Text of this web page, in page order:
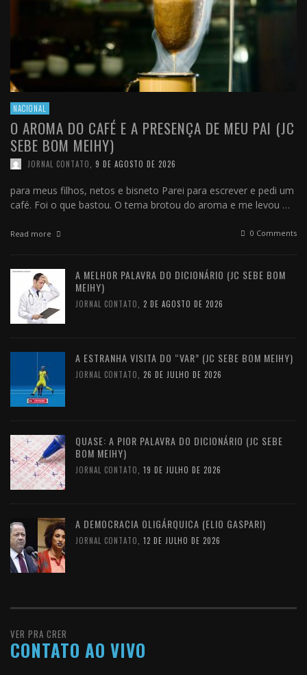
NACIONAL
O AROMA DO CAFÉ E A PRESENÇA DE MEU PAI (JC
SEBE BOM MEIHY)
JORNAL CONTATO 9 DE AGOSTO DE 2026
para meus filhos, netos e bisneto Parei para escrever e pedi um
café. Foi o que bastou. O tema brotou do aroma e me levou …
Read more 0 Comments
A MELHOR PALAVRA DO DICIONÁRIO (JC SEBE BOM
MEIHY)
JORNAL CONTATO 2 DE AGOSTO DE 2026
A ESTRANHA VISITA DO “VAR” (JC SEBE BOM MEIHY)
JORNAL CONTATO 26 DE JULHO DE 2026
QUASE: A PIOR PALAVRA DO DICIONÁRIO (JC SEBE
BOM MEIHY)
JORNAL CONTATO 19 DE JULHO DE 2026
A DEMOCRACIA OLIGÁRQUICA (ELIO GASPARI)
JORNAL CONTATO 12 DE JULHO DE 2026
VER PRA CRER
CONTATO AO VIVO